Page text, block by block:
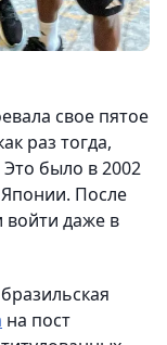
свое пятое
раз тогда,
Это было в 2002
После
войти даже в
на пост